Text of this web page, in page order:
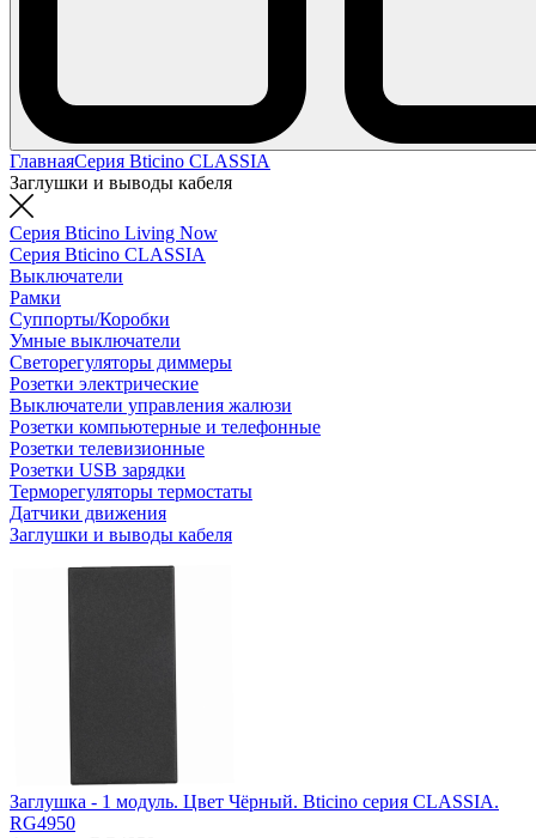
ГлавнаяСерия Bticino CLASSIA
Заглушки и выводы кабеля
Серия Bticino Living Now
Серия Bticino CLASSIA
Выключатели
Рамки
Суппорты/Коробки
Умные выключатели
Светорегуляторы диммеры
Розетки электрические
Выключатели управления жалюзи
Розетки компьютерные и телефонные
Розетки телевизионные
Розетки USB зарядки
Терморегуляторы термостаты
Датчики движения
Заглушки и выводы кабеля
Заглушка - 1 модуль. Цвет Чёрный. Bticino серия CLASSIA.
RG4950